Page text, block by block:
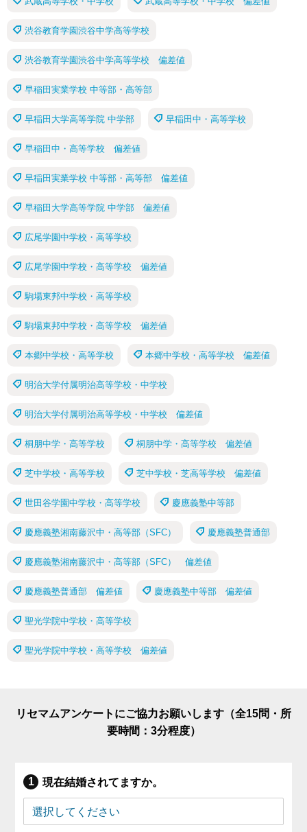
渋谷教育学園渋谷中学高等学校
渋谷教育学園渋谷中学高等学校 偏差値
早稲田実業学校 中等部・高等部
早稲田大学高等学院 中学部 早稲田中・高等学校
早稲田中・高等学校 偏差値
早稲田実業学校 中等部・高等部 偏差値
早稲田大学高等学院 中学部 偏差値
広尾学園中学校・高等学校
広尾学園中学校・高等学校 偏差値
駒場東邦中学校・高等学校
駒場東邦中学校・高等学校 偏差値
本郷中学校・高等学校 本郷中学校・高等学校 偏差値
明治大学付属明治高等学校・中学校
明治大学付属明治高等学校・中学校 偏差値
桐朋中学・高等学校 桐朋中学・高等学校 偏差値
芝中学校・高等学校 芝中学校・芝高等学校 偏差値
世田谷学園中学校・高等学校 慶應義塾中等部
慶應義塾湘南藤沢中・高等部（SFC） 慶應義塾普通部
慶應義塾湘南藤沢中・高等部（SFC） 偏差値
慶應義塾普通部 偏差値 慶應義塾中等部 偏差値
聖光学院中学校・高等学校
聖光学院中学校・高等学校 偏差値
リセマムアンケートにご協力お願いします（全15問・所
要時間：3分程度）
現在結婚されてますか。